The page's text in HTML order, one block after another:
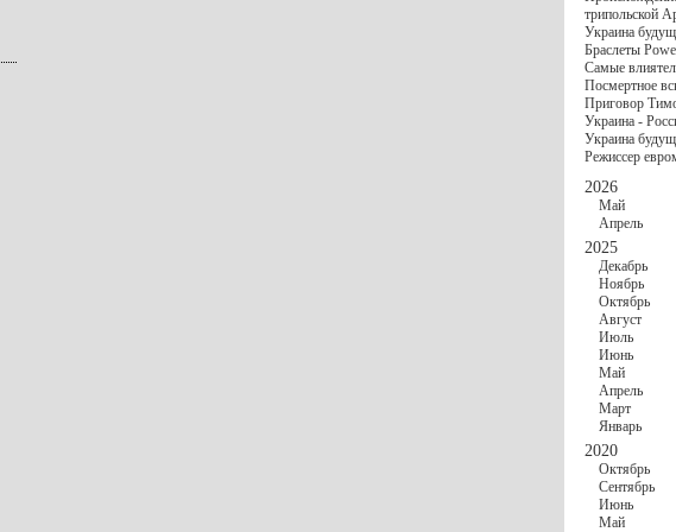
27 Ноября
Турции
17 Ноября
шестилетнего
16 Ноября
13 Ноября
10 Ноября
10 Ноября
особом статусе
03 Ноября
трипольской
Украина
Браслеты
Самые
Посмертное
Приговор
Украина -
Украина
Режиссер
2026
Май
Апрель
2025
Декабрь
Ноябрь
Октябрь
Август
Июль
Июнь
Май
Апрель
Март
Январь
2020
Октябрь
Сентябрь
Июнь
Май